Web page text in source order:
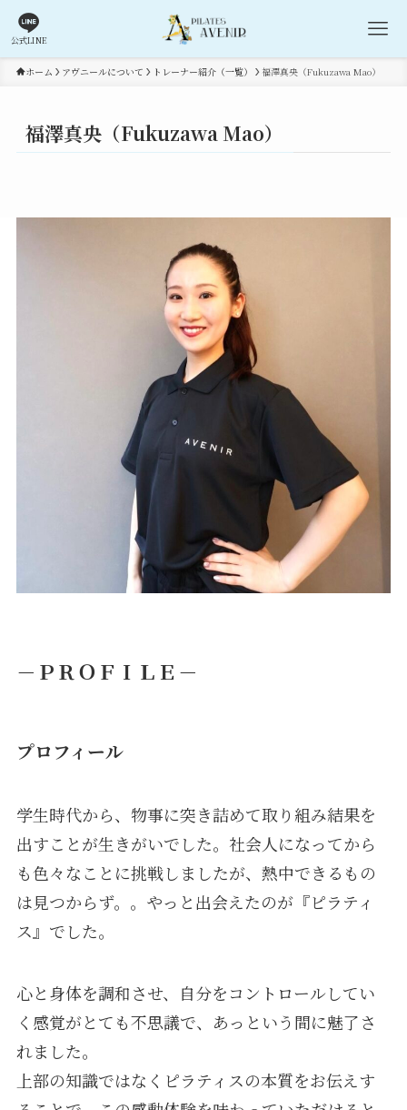
公式LINE
ホーム アヴニールについて トレーナー紹介（一覧） 福澤真央（Fukuzawa Mao）
福澤真央（Fukuzawa Mao）
－ＰＲＯＦＩＬＥ－
プロフィール
学生時代から、物事に突き詰めて取り組み結果を
出すことが生きがいでした。社会人になってから
も色々なことに挑戦しましたが、熱中できるもの
は見つからず。。やっと出会えたのが『ピラティ
ス』でした。
心と身体を調和させ、自分をコントロールしてい
く感覚がとても不思議で、あっという間に魅了さ
れました。
上部の知識ではなくピラティスの本質をお伝えす